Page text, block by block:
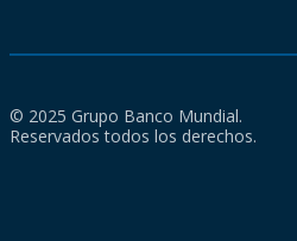
© 2025 Grupo Banco Mundial.
Reservados todos los derechos.